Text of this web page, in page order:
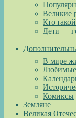
Великие
Кто
Дети —
В мире
Любимые
Комиксы
Земляне
Великая